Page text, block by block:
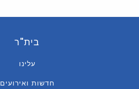
בית"ר
עלינו
חדשות ואירועים